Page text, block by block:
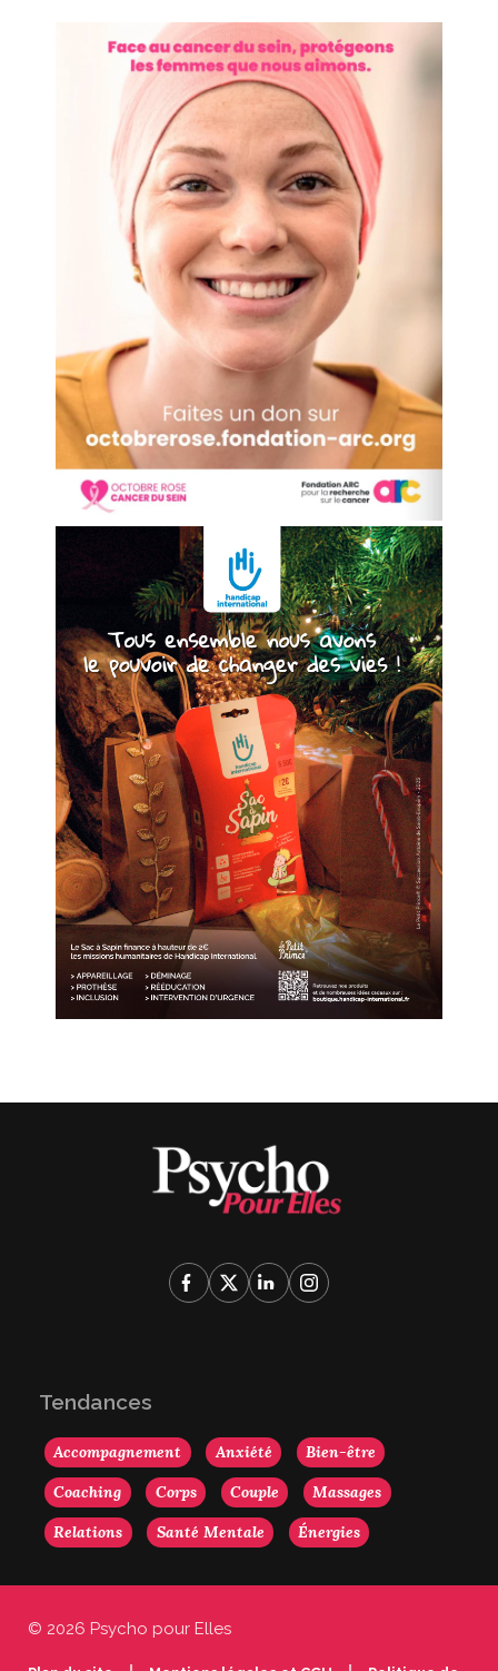
Tendances
Accompagnement Anxiété
Bien-être
Coaching
Corps Couple
Massages
Relations
Santé Mentale Énergies
© 2026 Psycho pour Elles